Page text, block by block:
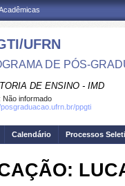
UFRN
DE PÓS-
DE ENSINO - IMD
Não informado
ppgti
Calendário Processos